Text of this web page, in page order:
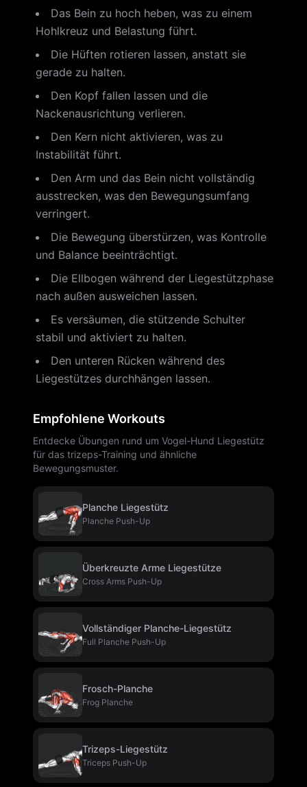
Das Bein zu hoch heben, was zu einem
Hohlkreuz und Belastung führt.
Die Hüften rotieren lassen, anstatt sie
gerade zu halten.
Den Kopf fallen lassen und die
Nackenausrichtung verlieren.
Den Kern nicht aktivieren, was zu
Instabilität führt.
Den Arm und das Bein nicht vollständig
ausstrecken, was den Bewegungsumfang
verringert.
Die Bewegung überstürzen, was Kontrolle
und Balance beeinträchtigt.
Die Ellbogen während der Liegestützphase
nach außen ausweichen lassen.
Es versäumen, die stützende Schulter
stabil und aktiviert zu halten.
Den unteren Rücken während des
Liegestützes durchhängen lassen.
Empfohlene Workouts
Entdecke Übungen rund um Vogel-Hund Liegestütz
für das trizeps-Training und ähnliche
Bewegungsmuster.
Planche Liegestütz
Planche Push-Up
Überkreuzte Arme Liegestütze
Cross Arms Push-Up
Vollständiger Planche-Liegestütz
Full Planche Push-Up
Frosch-Planche
Frog Planche
Trizeps-Liegestütz
Triceps Push-Up